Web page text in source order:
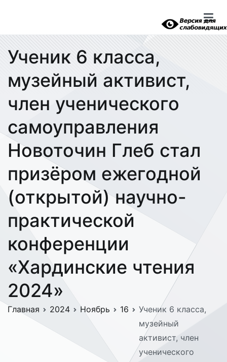
Ученик 6 класса,
музейный активист,
член ученического
самоуправления
Новоточин Глеб стал
призёром ежегодной
(открытой) научно-
практической
конференции
«Хардинские чтения
2024»
Главная 2024 Ноябрь 16
Ученик 6 класса,
музейный
активист, член
ученического